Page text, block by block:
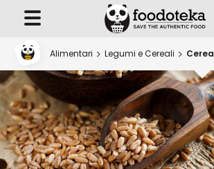
Alimentari Legumi e Cereali